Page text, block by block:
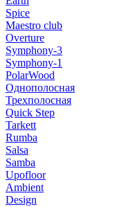
Spice
Maestro club
Overture
Symphony-3
Symphony-1
PolarWood
Однополосная
Трехполосная
Quick Step
Tarkett
Rumba
Salsa
Samba
Upofloor
Ambient
Design